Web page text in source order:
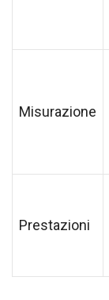
Misurazione
Prestazioni